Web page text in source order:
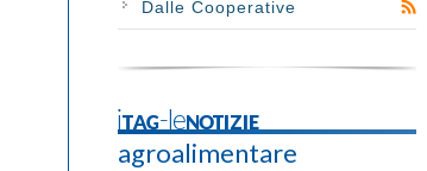
Dalle Cooperative
iTAG-leNOTIZIE
agroalimentare